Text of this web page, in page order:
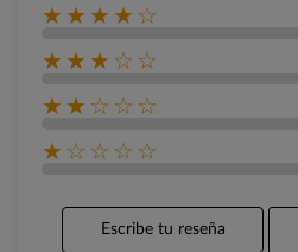
★★★★☆
★★★☆☆
★★☆☆☆
★☆☆☆☆
Escribe tu reseña